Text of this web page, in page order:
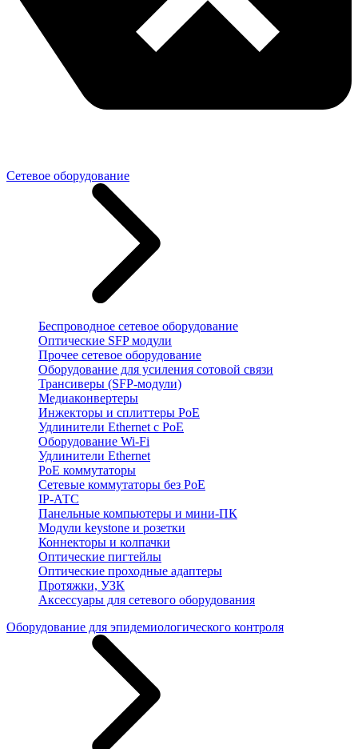
Сетевое оборудование
Беспроводное сетевое оборудование
Оптические SFP модули
Прочее сетевое оборудование
Оборудование для усиления сотовой связи
Трансиверы (SFP-модули)
Медиаконвертеры
Инжекторы и сплиттеры PoE
Удлинители Ethernet с PoE
Оборудование Wi-Fi
Удлинители Ethernet
PoE коммутаторы
Сетевые коммутаторы без PoE
IP-АТС
Панельные компьютеры и мини-ПК
Модули keystone и розетки
Коннекторы и колпачки
Оптические пигтейлы
Оптические проходные адаптеры
Протяжки, УЗК
Аксессуары для сетевого оборудования
Оборудование для эпидемиологического контроля